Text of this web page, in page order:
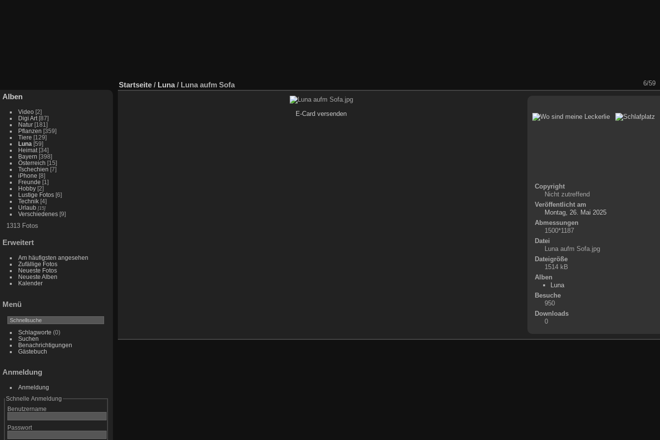
Alben
Video[2]
Digi Art[87]
Natur[181]
Pflanzen [359]
Tiere [129]
Luna [59]
Heimat[34]
Bayern [398]
Österreich [15]
Tschechien [7]
iPhone [8]
Freunde [1]
Hobby[2]
Lustige Fotos[6]
Technik[4]
Urlaub[15]
Verschiedenes[9]
1313 Fotos
Erweitert
Am häufigsten angesehen
Zufällige Fotos
Neueste Fotos
Neueste Alben
Kalender
Menü
Schlagworte (0)
Suchen
Benachrichtigungen
Gästebuch
Anmeldung
Anmeldung
Schnelle Anmeldung
Benutzername
Passwort
Startseite / Luna/ Luna aufm Sofa 6/59
E-Card versenden
Copyright
Nicht zutreffend
Veröffentlicht am
Montag, 26. Mai 2025
Abmessungen
1500*1187
Datei
Luna aufm Sofa.jpg
Dateigröße
1514 kB
Alben
Luna
Besuche
950
Downloads
0